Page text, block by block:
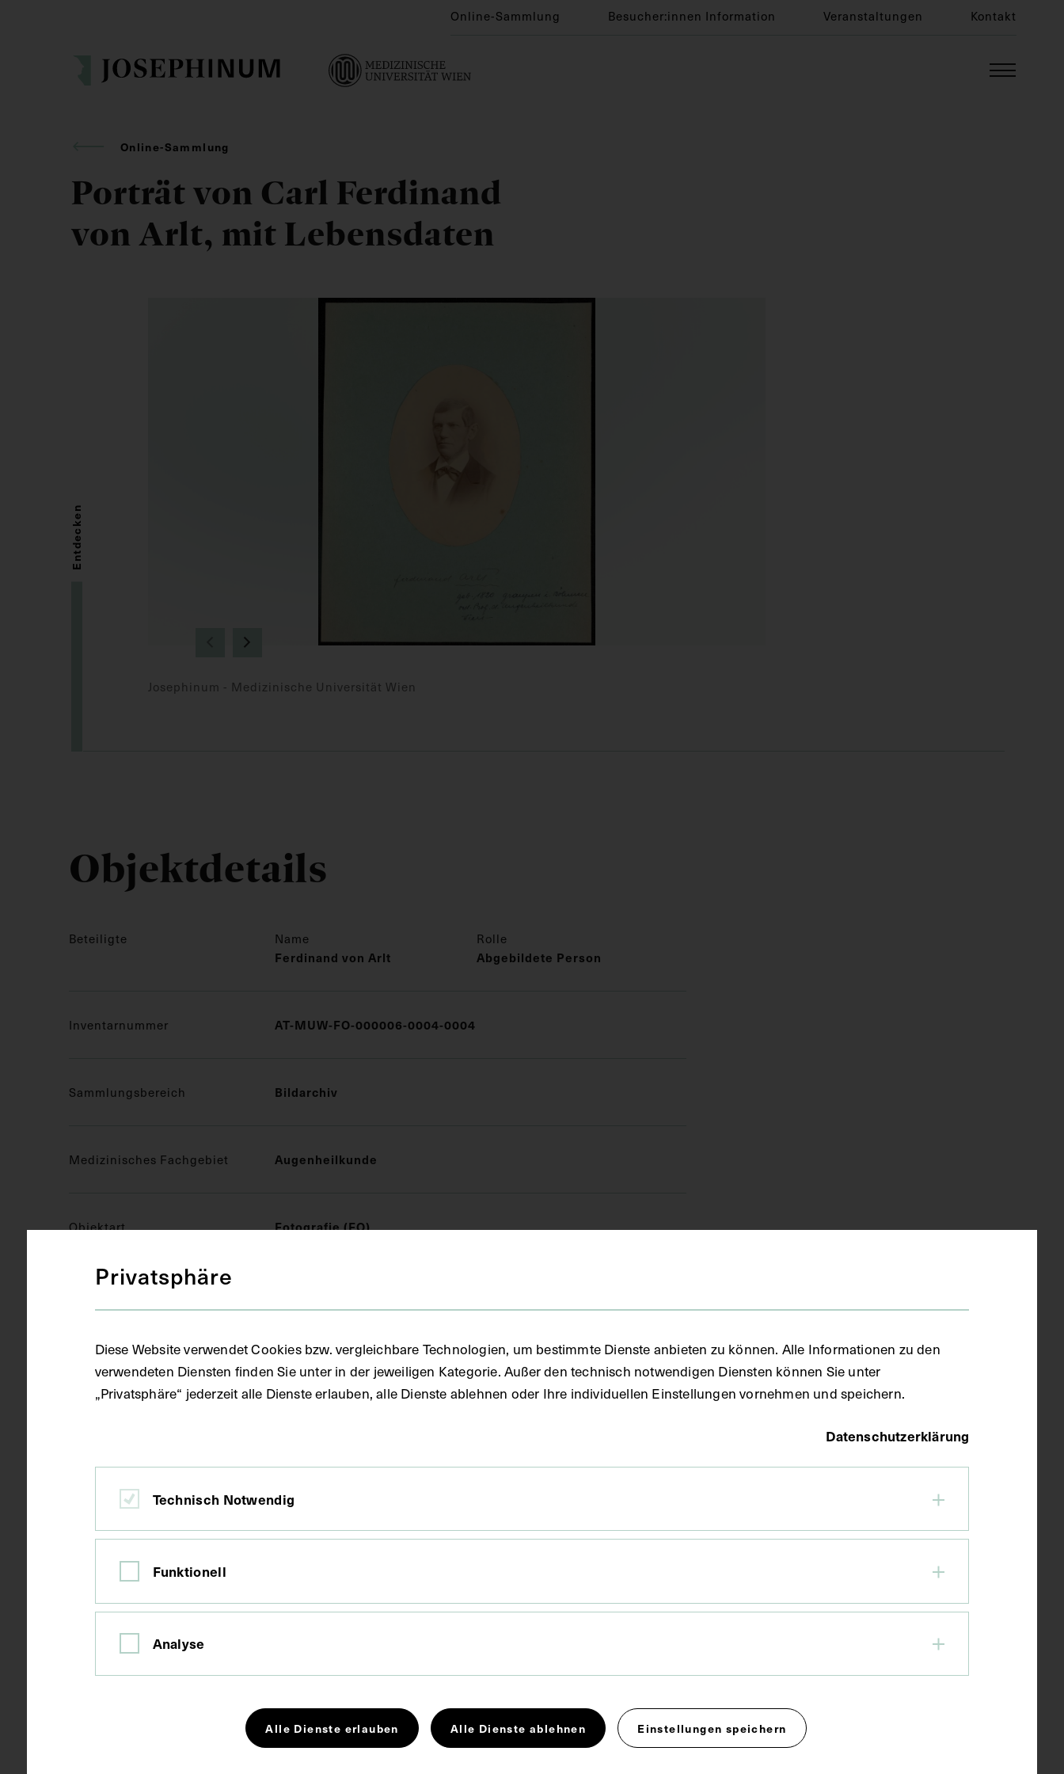
Online-Sammlung Besucher:innen Information Veranstaltungen Kontakt
Online-Sammlung
Porträt von Carl Ferdinand
von Arlt, mit Lebensdaten
Josephinum - Medizinische Universität Wien
Entdecken
Objektdetails
Beteiligte Name Rolle
Ferdinand von Arlt Abgebildete Person
Inventarnummer AT-MUW-FO-000006-0004-0004
Sammlungsbereich Bildarchiv
Medizinisches Fachgebiet Augenheilkunde
Objektart Fotografie (FO)
Papier
Arzt Augenheilkunde
Privatsphäre
Diese Website verwendet Cookies bzw. vergleichbare Technologien, um bestimmte Dienste anbieten zu können. Alle Informationen zu den
verwendeten Diensten finden Sie unter in der jeweiligen Kategorie. Außer den technisch notwendigen Diensten können Sie unter
„Privatsphäre“ jederzeit alle Dienste erlauben, alle Dienste ablehnen oder Ihre individuellen Einstellungen vornehmen und speichern.
Datenschutzerklärung
Technisch Notwendig
Funktionell
Analyse
Alle Dienste erlauben Alle Dienste ablehnen Einstellungen speichern